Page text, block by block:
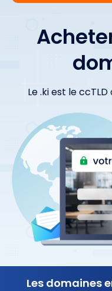
Le .ki est le
Les domaines